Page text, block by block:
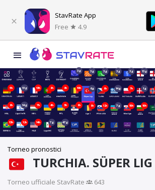
StavRate App
Free
4.9
3g 3g 3g 3g 3g 13g
5h 13g 13h 8h 8h 10h 6g 9h 14g 7h 1g
9h 14g 7h 4h 3h 9h 9h 12h 7g 10h 10h
13h 12h 14h 7g 47g
Torneo pronostici
TURCHIA. SÜPER LIG
Torneo ufficiale StavRate·
643